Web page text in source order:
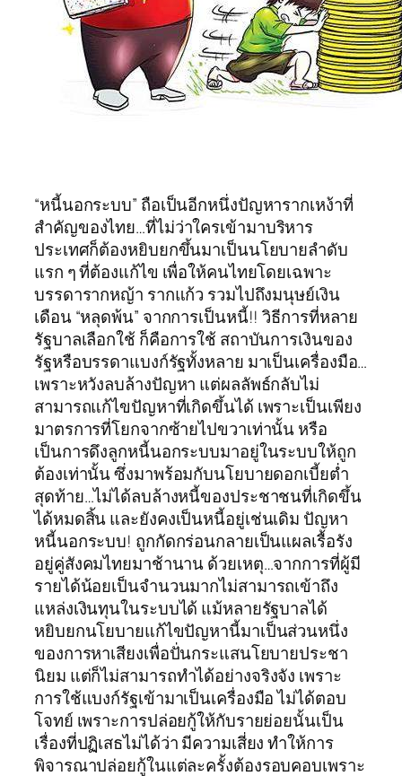
“หนี้นอกระบบ” ถือเป็นอีกหนึ่งปัญหารากเหง้าที่
สำคัญของไทย…ที่ไม่ว่าใครเข้ามาบริหาร
ประเทศก็ต้องหยิบยกขึ้นมาเป็นนโยบายลำดับ
แรก ๆ ที่ต้องแก้ไข เพื่อให้คนไทยโดยเฉพาะ
บรรดารากหญ้า รากแก้ว รวมไปถึงมนุษย์เงิน
เดือน “หลุดพ้น” จากการเป็นหนี้!! วิธีการที่หลาย
รัฐบาลเลือกใช้ ก็คือการใช้ สถาบันการเงินของ
รัฐหรือบรรดาแบงก์รัฐทั้งหลาย มาเป็นเครื่องมือ…
เพราะหวังลบล้างปัญหา แต่ผลลัพธ์กลับไม่
สามารถแก้ไขปัญหาที่เกิดขึ้นได้ เพราะเป็นเพียง
มาตรการที่โยกจากซ้ายไปขวาเท่านั้น หรือ
เป็นการดึงลูกหนี้นอกระบบมาอยู่ในระบบให้ถูก
ต้องเท่านั้น ซึ่งมาพร้อมกับนโยบายดอกเบี้ยต่ำ
สุดท้าย…ไม่ได้ลบล้างหนี้ของประชาชนที่เกิดขึ้น
ได้หมดสิ้น และยังคงเป็นหนี้อยู่เช่นเดิม ปัญหา
หนี้นอกระบบ! ถูกกัดกร่อนกลายเป็นแผลเรื้อรัง
อยู่คู่สังคมไทยมาช้านาน ด้วยเหตุ…จากการที่ผู้มี
รายได้น้อยเป็นจำนวนมากไม่สามารถเข้าถึง
แหล่งเงินทุนในระบบได้ แม้หลายรัฐบาลได้
หยิบยกนโยบายแก้ไขปัญหานี้มาเป็นส่วนหนึ่ง
ของการหาเสียงเพื่อปั่นกระแสนโยบายประชา
นิยม แต่ก็ไม่สามารถทำได้อย่างจริงจัง เพราะ
การใช้แบงก์รัฐเข้ามาเป็นเครื่องมือ ไม่ได้ตอบ
โจทย์ เพราะการปล่อยกู้ให้กับรายย่อยนั้นเป็น
เรื่องที่ปฏิเสธไม่ได้ว่า มีความเสี่ยง ทำให้การ
พิจารณาปล่อยกู้ในแต่ละครั้งต้องรอบคอบเพราะ